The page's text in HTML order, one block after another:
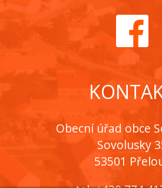
Obecní úřad obce
Sovolusky
53501